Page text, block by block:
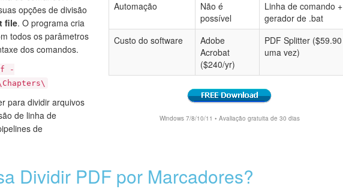
opções de divisão
file. O programa cria
todos os parâmetros
dos comandos.
-
para dividir arquivos
de linha de
de
Automação
Não é
possível
Linha de comando +
gerador de .bat
Custo do software
Adobe
Acrobat
($240/yr)
PDF Splitter ($59.90
uma vez)
Windows 7/8/10/11 • Avaliação gratuita de 30 dias
Dividir PDF por Marcadores?